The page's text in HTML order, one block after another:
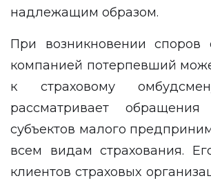
надлежащим образом.
При возникновении споров
компанией потерпевший
к страховому
рассматривает
субъектов малого
всем видам страхования.
клиентов страховых